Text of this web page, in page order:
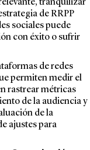
tranquilizar
de RRPP
sociales puede
con éxito o sufrir
de redes
permiten medir el
rastrear métricas
de la audiencia y
de la
ajustes para